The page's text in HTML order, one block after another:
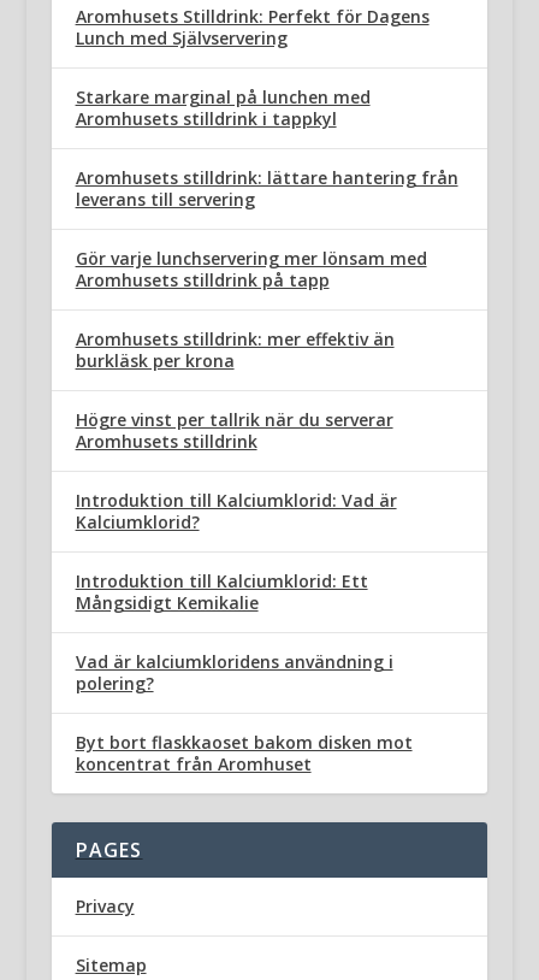
Aromhusets Stilldrink: Perfekt för Dagens
Lunch med Självservering
Starkare marginal på lunchen med
Aromhusets stilldrink i tappkyl
Aromhusets stilldrink: lättare hantering från
leverans till servering
Gör varje lunchservering mer lönsam med
Aromhusets stilldrink på tapp
Aromhusets stilldrink: mer effektiv än
burkläsk per krona
Högre vinst per tallrik när du serverar
Aromhusets stilldrink
Introduktion till Kalciumklorid: Vad är
Kalciumklorid?
Introduktion till Kalciumklorid: Ett
Mångsidigt Kemikalie
Vad är kalciumkloridens användning i
polering?
Byt bort flaskkaoset bakom disken mot
koncentrat från Aromhuset
PAGES
Privacy
Sitemap